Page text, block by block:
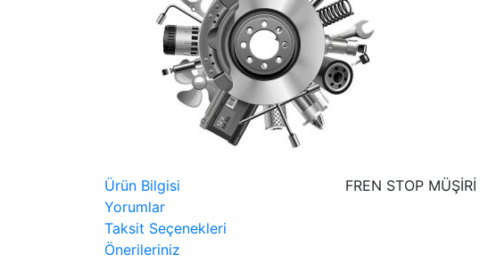
Ürün Bilgisi
Yorumlar
Taksit Seçenekleri
Önerileriniz
FREN STOP MÜŞİRİ